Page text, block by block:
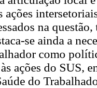
ações
na
se ainda a
como
ações do SUS,
do